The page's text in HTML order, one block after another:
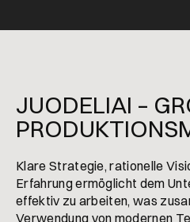
JUODELIAI –
Klare Strategie, rationelle
Erfahrung ermöglicht dem
effektiv zu arbeiten, was
Verwendung von modernen